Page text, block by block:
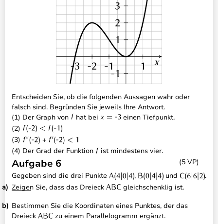
Entscheiden Sie, ob die folgenden Aussagen wahr oder
falsch sind. Begründen Sie jeweils Ihre Antwort.
(1) Der Graph von
hat bei
einen Tiefpunkt.
(2)
(3)
(4) Der Grad der Funktion
ist mindestens vier.
(5 VP)
Aufgabe 6
Gegeben sind die drei Punkte , und
.
Zeigen Sie, dass das Dreieck
gleichschenklig ist.
Bestimmen Sie die Koordinaten eines Punktes, der das
Dreieck
zu einem Parallelogramm ergänzt.